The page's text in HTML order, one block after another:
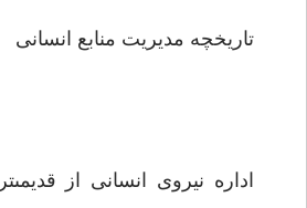
تاریخچه مدیریت منابع انسانى
اداره نیروى انسانى از